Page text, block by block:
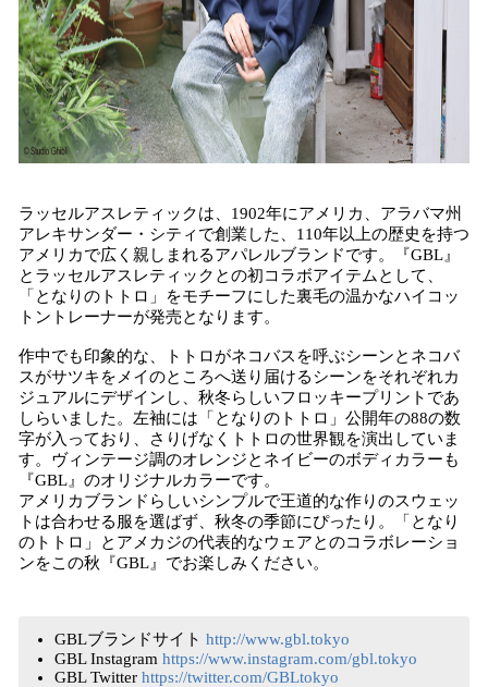
ラッセルアスレティックは、1902年にアメリカ、アラバマ州
アレキサンダー・シティで創業した、110年以上の歴史を持つ
アメリカで広く親しまれるアパレルブランドです。『GBL』
とラッセルアスレティックとの初コラボアイテムとして、
「となりのトトロ」をモチーフにした裏毛の温かなハイコッ
トントレーナーが発売となります。
作中でも印象的な、トトロがネコバスを呼ぶシーンとネコバ
スがサツキをメイのところへ送り届けるシーンをそれぞれカ
ジュアルにデザインし、秋冬らしいフロッキープリントであ
しらいました。左袖には「となりのトトロ」公開年の88の数
字が入っており、さりげなくトトロの世界観を演出していま
す。ヴィンテージ調のオレンジとネイビーのボディカラーも
『GBL』のオリジナルカラーです。
アメリカブランドらしいシンプルで王道的な作りのスウェッ
トは合わせる服を選ばず、秋冬の季節にぴったり。「となり
のトトロ」とアメカジの代表的なウェアとのコラボレーショ
ンをこの秋『GBL』でお楽しみください。
GBLブランドサイト http://www.gbl.tokyo
GBL Instagram https://www.instagram.com/gbl.tokyo
GBL Twitter https://twitter.com/GBLtokyo